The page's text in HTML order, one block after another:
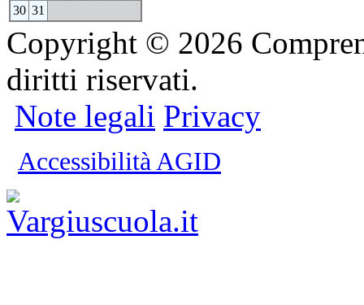
30 31
Copyright © 2026
diritti riservati.
Note legali Privacy
Accessibilità AGID